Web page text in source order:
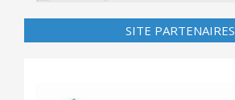
SITE PARTENAIRES